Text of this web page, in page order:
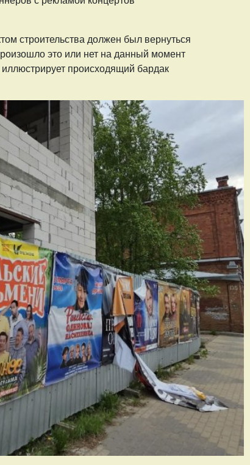
строительства должен был вернуться
это или нет на данный момент
происходящий бардак